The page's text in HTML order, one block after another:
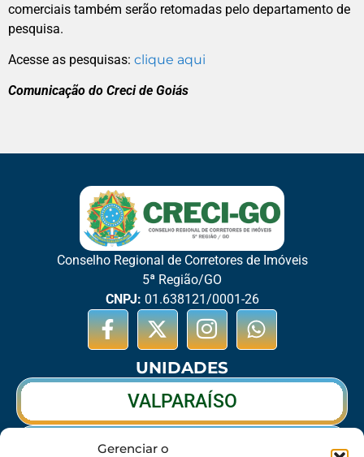
Gerenciar o
comerciais também serão retomadas pelo departamento de
pesquisa.
Acesse as pesquisas: clique aqui
Comunicação do Creci de Goiás
Conselho Regional de Corretores de Imóveis
5ª Região/GO
CNPJ: 01.638121/0001-26
UNIDADES
VALPARAÍSO
RIO VERDE